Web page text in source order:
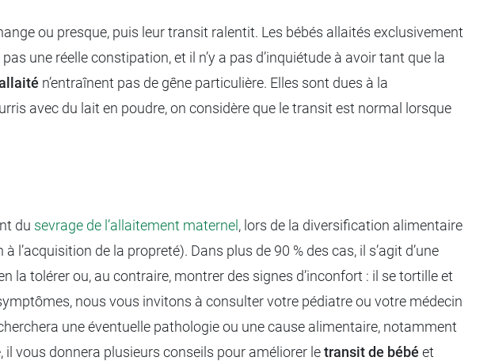
ou presque, puis leur transit ralentit. Les bébés allaités exclusivement
une réelle constipation, et il n’y a pas d’inquiétude à avoir tant que la
n’entraînent pas de gêne particulière. Elles sont dues à la
avec du lait en poudre, on considère que le transit est normal lorsque
du sevrage de l’allaitement maternel, lors de la diversification alimentaire
de la propreté). Dans plus de 90 % des cas, il s’agit d’une
la tolérer ou, au contraire, montrer des signes d’inconfort : il se tortille et
nous vous invitons à consulter votre pédiatre ou votre médecin
une éventuelle pathologie ou une cause alimentaire, notamment
vous donnera plusieurs conseils pour améliorer letransit de bébé et